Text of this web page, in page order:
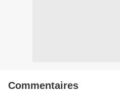
Commentaires